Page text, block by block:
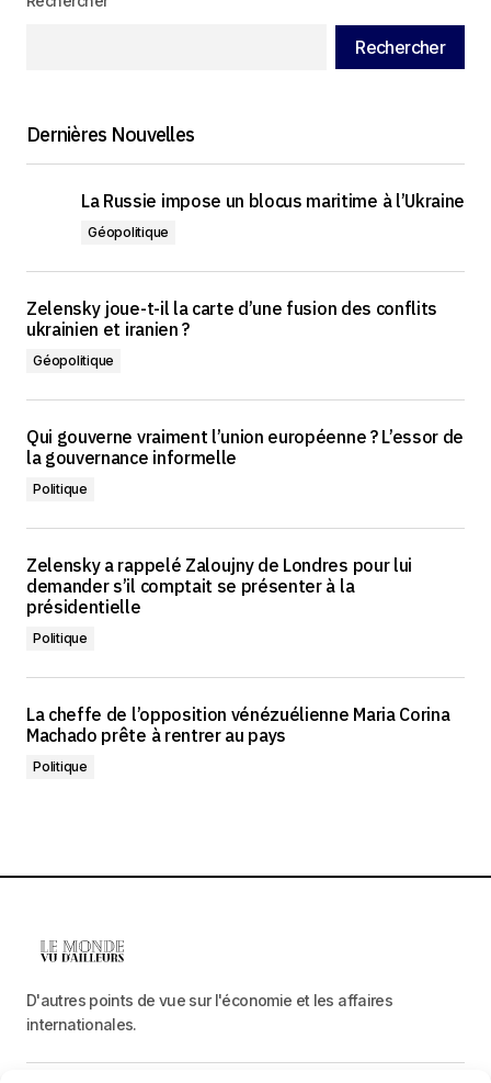
Rechercher
Dernières Nouvelles
La Russie impose un blocus maritime à l’Ukraine
Géopolitique
Zelensky joue-t-il la carte d’une fusion des conflits
ukrainien et iranien ?
Géopolitique
Qui gouverne vraiment l’union européenne ? L’essor de
la gouvernance informelle
Politique
Zelensky a rappelé Zaloujny de Londres pour lui
demander s’il comptait se présenter à la
présidentielle
Politique
La cheffe de l’opposition vénézuélienne Maria Corina
Machado prête à rentrer au pays
Politique
D'autres points de vue sur l'économie et les affaires
internationales.